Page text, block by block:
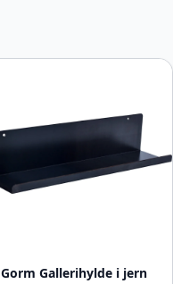
Gorm Gallerihylde i jern